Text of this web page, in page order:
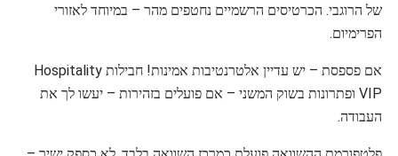
של הרוגבי. הכרטיסים הרשמיים נחטפים מהר – במיוחד לאזורי
הפרימיום.
אם פספסת – יש עדיין אלטרנטיבות אמינות! חבילות Hospitality
VIP ופתרונות בשוק המשני – אם פועלים בזהירות – יעשו לך את
העבודה.